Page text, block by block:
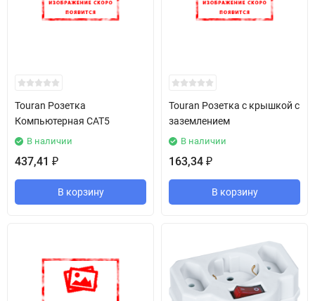
Touran Розетка
Компьютерная CAT5
В наличии
437,41 ₽
В корзину
Touran Розетка с крышкой с
заземлением
В наличии
163,34 ₽
В корзину